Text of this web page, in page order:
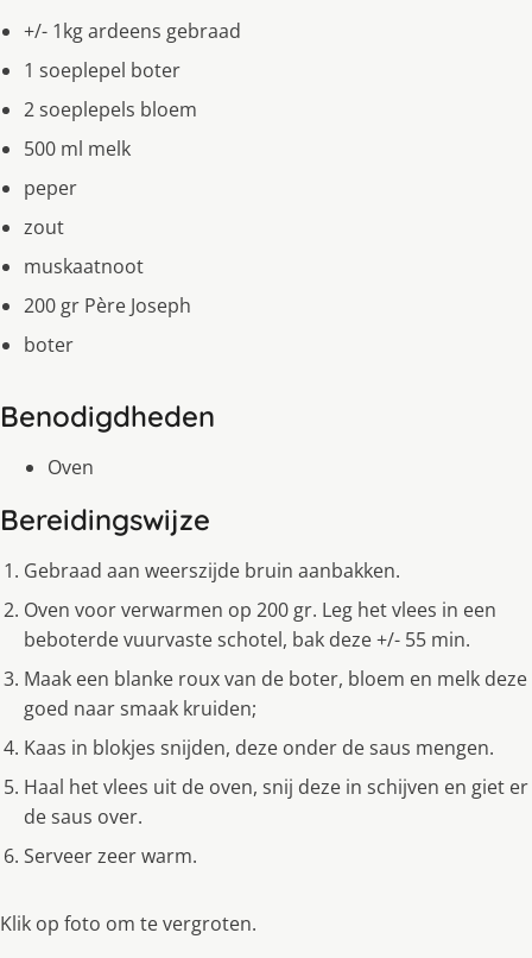
+/- 1kg ardeens gebraad
1 soeplepel boter
2 soeplepels bloem
500 ml melk
peper
zout
muskaatnoot
200 gr Père Joseph
boter
Benodigdheden
Oven
Bereidingswijze
Gebraad aan weerszijde bruin aanbakken.
Oven voor verwarmen op 200 gr. Leg het vlees in een
beboterde vuurvaste schotel, bak deze +/- 55 min.
Maak een blanke roux van de boter, bloem en melk deze
goed naar smaak kruiden;
Kaas in blokjes snijden, deze onder de saus mengen.
Haal het vlees uit de oven, snij deze in schijven en giet er
de saus over.
Serveer zeer warm.
Klik op foto om te vergroten.